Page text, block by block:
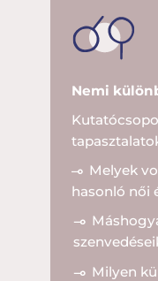
Nemi
Melyek
hasonló női
Milyen